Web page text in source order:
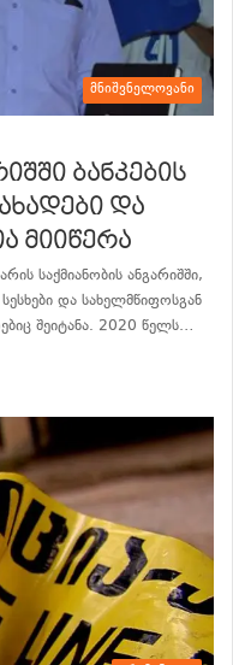
მნიშვნელოვანი
ბანკების
და
მიიწერა
საქმიანობის ანგარიშში,
და სახელმწიფოსგან
შეიტანა. 2020 წელს…